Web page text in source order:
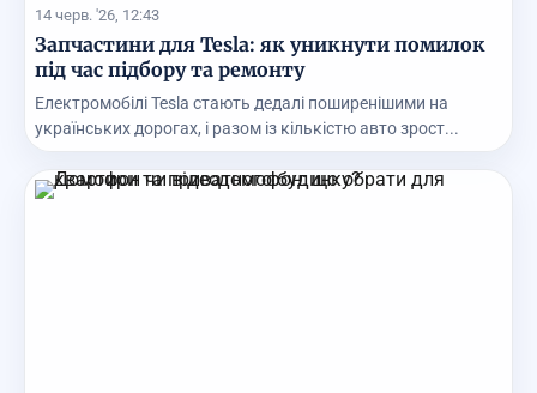
14 черв. '26, 12:43
Запчастини для Tesla: як уникнути помилок
під час підбору та ремонту
Електромобілі Tesla стають дедалі поширенішими на
українських дорогах, і разом із кількістю авто зрост...